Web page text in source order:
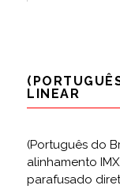
LINEAR
(Português do
alinhamento
parafusado